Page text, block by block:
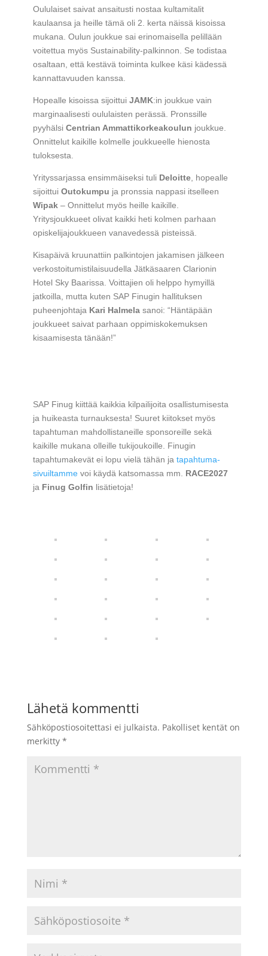
Oululaiset saivat ansaitusti nostaa kultamitalit
kaulaansa ja heille tämä oli 2. kerta näissä kisoissa
mukana. Oulun joukkue sai erinomaisella pelillään
voitettua myös Sustainability-palkinnon. Se todistaa
osaltaan, että kestävä toiminta kulkee käsi kädessä
kannattavuuden kanssa.
Hopealle kisoissa sijoittui JAMK:in joukkue vain
marginaalisesti oululaisten perässä. Pronssille
pyyhälsi Centrian Ammattikorkeakoulun joukkue.
Onnittelut kaikille kolmelle joukkueelle hienosta
tuloksesta.
Yrityssarjassa ensimmäiseksi tuli Deloitte, hopealle
sijoittui Outokumpu ja pronssia nappasi itselleen
Wipak– Onnittelut myös heille kaikille.
Yritysjoukkueet olivat kaikki heti kolmen parhaan
opiskelijajoukkueen vanavedessä pisteissä.
Kisapäivä kruunattiin palkintojen jakamisen jälkeen
verkostoitumistilaisuudella Jätkäsaaren Clarionin
Hotel Sky Baarissa. Voittajien oli helppo hymyillä
jatkoilla, mutta kuten SAP Finugin hallituksen
puheenjohtaja Kari Halmela sanoi: “Häntäpään
joukkueet saivat parhaan oppimiskokemuksen
kisaamisesta tänään!”
SAP Finug kiittää kaikkia kilpailijoita osallistumisesta
ja huikeasta turnauksesta! Suuret kiitokset myös
tapahtuman mahdollistaneille sponsoreille sekä
kaikille mukana olleille tukijoukoille. Finugin
tapahtumakevät ei lopu vielä tähän ja tapahtuma-
sivuiltammevoi käydä katsomassa mm. RACE2027
ja Finug Golfin lisätietoja!
Lähetä kommentti
Sähköpostiosoitettasi ei julkaista. Pakolliset kentät on
merkitty *